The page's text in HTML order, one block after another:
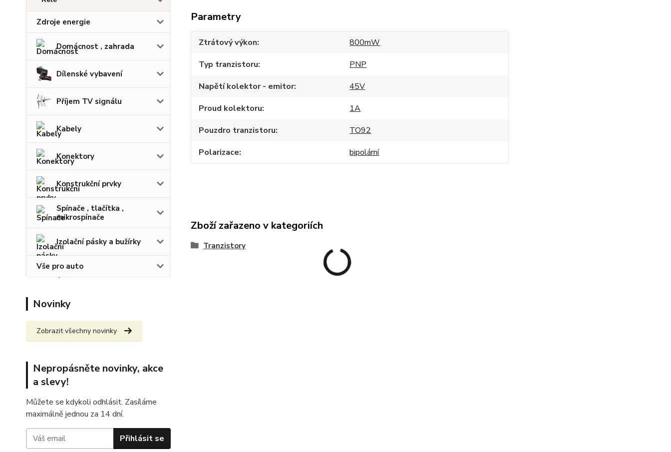
Zdroje energie
Domácnost , zahrada
Dílenské vybavení
Příjem TV signálu
Kabely
Konektory
Konstrukční prvky
Spínače , tlačítka ,
mikrospínače
Izolační pásky a bužírky
Vše pro auto
Novinky
Zobrazit všechny novinky
Nepropásněte novinky, akce
a slevy!
Můžete se kdykoli odhlásit. Zasíláme
maximálně jednou za 14 dní.
Přihlásit se
Parametry
Ztrátový výkon
800mW
Typ tranzistoru
PNP
Napětí kolektor - emitor
45V
Proud kolektoru
1A
Pouzdro tranzistoru
TO92
Polarizace
bipolární
Zboží zařazeno v kategoriích
Tranzistory